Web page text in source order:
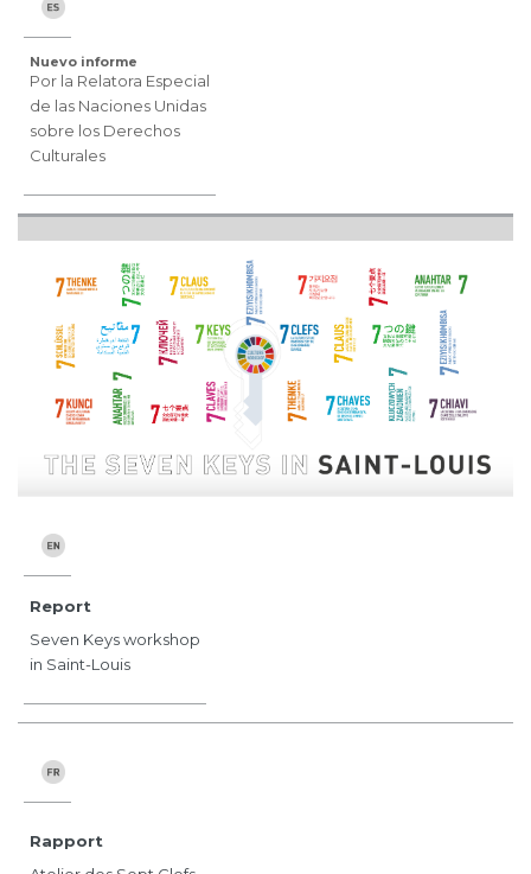
Nuevo informe
Por la Relatora Especial
de las Naciones Unidas
sobre los Derechos
Culturales
Report
Seven Keys workshop
in Saint-Louis
Rapport